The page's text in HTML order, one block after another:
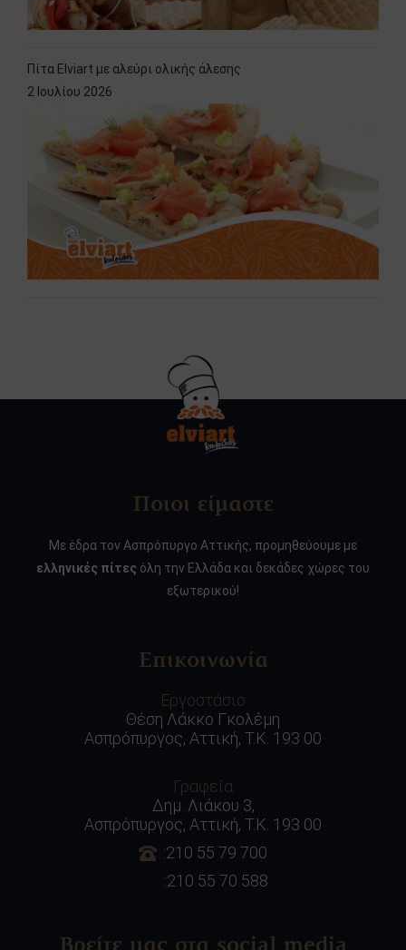
Πίτα Elviart με αλεύρι ολικής άλεσης
2 Ιουλίου 2026
Ποιοι είμαστε
Με έδρα τον Ασπρόπυργο Αττικής, προμηθεύουμε με
ελληνικές πίτες όλη την Ελλάδα και δεκάδες χώρες του
εξωτερικού!
Επικοινωνία
Εργοστάσιο
Θέση Λάκκο Γκολέμη
Ασπρόπυργος, Αττική, Τ.Κ. 193 00
Γραφεία
Δημ. Λιάκου 3,
Ασπρόπυργος, Αττική, Τ.Κ. 193 00
:210 55 79 700
:210 55 70 588